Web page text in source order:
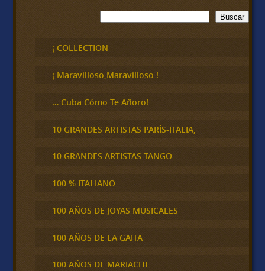
B
u
c
a
Buscar
¡ COLLECTION
¡ Maravilloso,Maravilloso !
… Cuba Cómo Te Añoro!
10 GRANDES ARTISTAS PARÍS-ITALIA,
10 GRANDES ARTISTAS TANGO
100 % ITALIANO
100 AÑOS DE JOYAS MUSICALES
100 AÑOS DE LA GAITA
100 AÑOS DE MARIACHI